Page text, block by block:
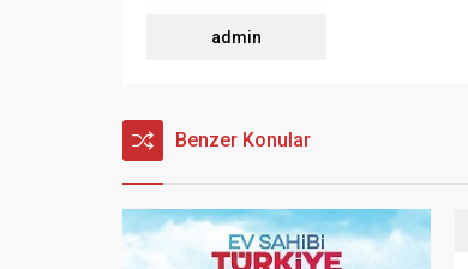
admin
Benzer Konular